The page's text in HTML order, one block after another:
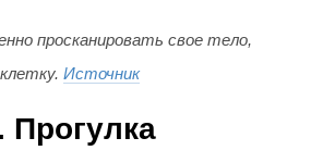
просканировать свое тело,
Источник
Прогулка